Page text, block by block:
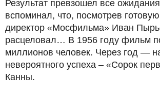
Результат превзошел все
вспоминал, что, посмотрев готовую
директор «Мосфильма» Иван
расцеловал… В 1956 году фильм
миллионов человек. Через год —
невероятного успеха – «Сорок
Канны.